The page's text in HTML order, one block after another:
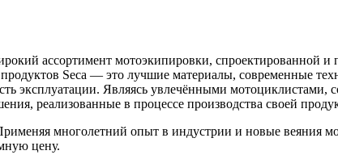
ассортимент мотоэкипировки, спроектированной
Seca — это лучшие материалы, современные
эксплуатации. Являясь увлечёнными мотоциклистами,
реализованные в процессе производства своей
многолетний опыт в индустрии и новые веяния
цену.